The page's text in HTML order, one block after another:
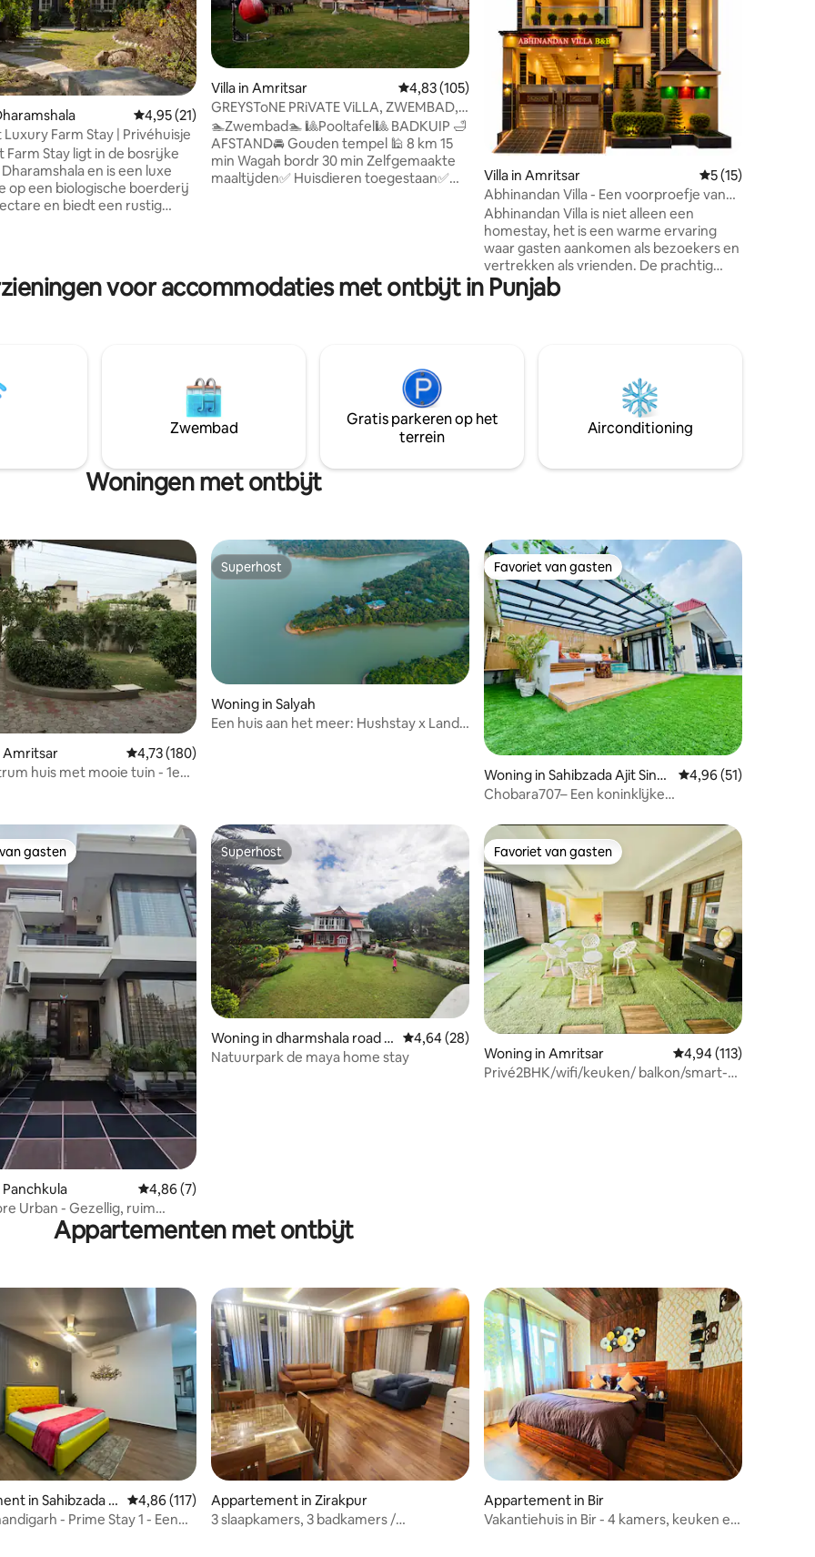
van 4,93 uit 5, 156 recensies
Gemiddelde beoordeling van 4,95 uit 5, 21 recensies
4,95 (21)
Luxury Farm Stay | Privéhuisje
Farm Stay ligt in de bosrijke
en is een luxe
op een biologische boerderij
en biedt een rustig
is het een toevluchtsoord
lawaai vervangt en de
voor ontspanning, reflectie
contact maken met de
Villa in Amritsar Gemiddelde beoordeling van 4,83 uit 5, 105 recensies
4,83 (105)
GREYSToNE PRiVATE ViLLA, ZWEMBAD,
GROTE TUIN
🏊Zwembad🏊 🎱Pooltafel🎱 BADKUIP 🛁
AFSTAND🚘 Gouden tempel 🕌 8 km 15
min Wagah bordr 30 min Zelfgemaakte
maaltijden✅️ Huisdieren toegestaan✅️
accommodatie beschikt ook over een
bad 🛁 en een pooltafel🎱. Ontspan je
BarbQ met je favoriete drankjes en
muziek🥂
Villa in Amritsar Gemiddelde
5 (15)
Abhinandan Villa - Een voorproefje van
traditie - Bengaalse Bhoj
Abhinandan Villa is niet alleen een
homestay, het is een warme ervaring
waar gasten aankomen als bezoekers en
vertrekken als vrienden. De prachtig
gestructureerde villa is gelegen in een
rustige geplande wijk en biedt het
gerechten, het Punjabi-dorpsleven
verkennen en tot rust komen in gezellige
woonruimtes die zijn ontworpen voor
comfort, werk en onvergetelijke
hangen.
voor accommodaties met ontbijt in Punjab
Zwembad
Gratis parkeren op het
terrein
Airconditioning
Woningen met ontbijt
van 4,95 uit 5, 19 recensies
Amritsar Gemiddelde beoordeling van 4,73 uit 5, 180 recensies
4,73 (180)
huis met mooie tuin - 1e
Superhost
Superhost
Woning in Salyah
Een huis aan het meer: Hushstay x Lands
Favoriet van gasten
Favoriet van gasten
Woning in Sahibzada Ajit Sing
h Nagar
Gemiddelde
4,96 (51)
Chobara707– Een koninklijke
Drievoudige Stad.
van 5 uit 5, 36 recensies
gasten
gasten
Gemiddelde beoordeling van 4,86 uit 5, 7 recensies
4,86 (7)
Urban - Gezellig, ruim
voor gezinnen met vier
Superhost
Superhost
Woning in dharmshala road c
hari
Gemiddelde beoordeling van 4,64 uit 5, 28 recensies
4,64 (28)
Natuurpark de maya home stay
Favoriet van gasten
Favoriet van gasten
Woning in Amritsar Gemiddelde
4,94 (113)
Privé2BHK/wifi/keuken/ balkon/smart-
Appartementen met ontbijt
in Sahibzada A Gemiddelde beoordeling van 4,86 uit 5, 117 recensies
4,86 (117)
- Prime Stay 1 - Een
Appartement in Zirakpur
3 slaapkamers, 3 badkamers /
Appartement in Bir
Vakantiehuis in Bir - 4 kamers, keuken en